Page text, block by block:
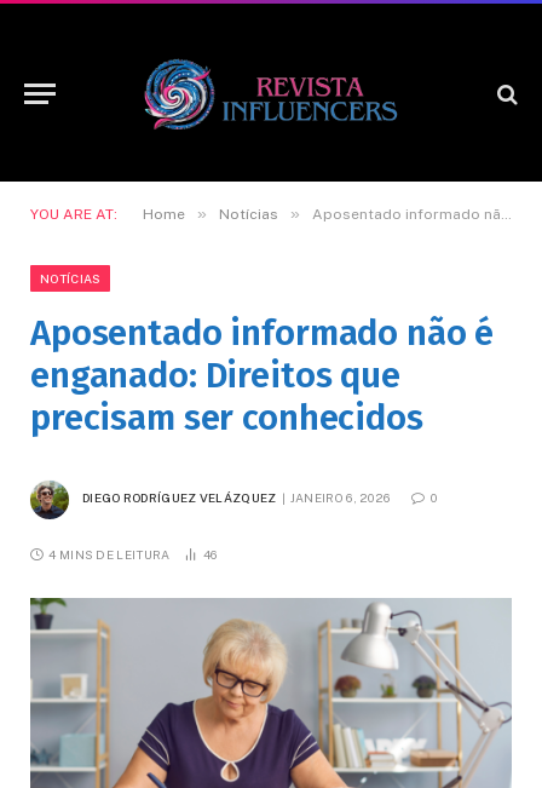
YOU ARE AT: Home » Notícias » Aposentado informado não é enganado: Direitos que precisam ser conhecidos
NOTÍCIAS
Aposentado informado não é
enganado: Direitos que
precisam ser conhecidos
DIEGO RODRÍGUEZ VELÁZQUEZ JANEIRO 6, 2026 0
4 MINS DE LEITURA 46